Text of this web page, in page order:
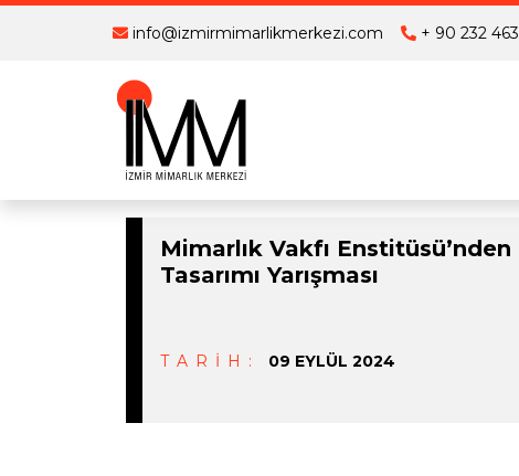
info@izmirmimarlikmerkezi.com + 90 232
Mimarlık Vakfı
Tasarımı Yarışması
TARİH:
09 EYLÜL 2024